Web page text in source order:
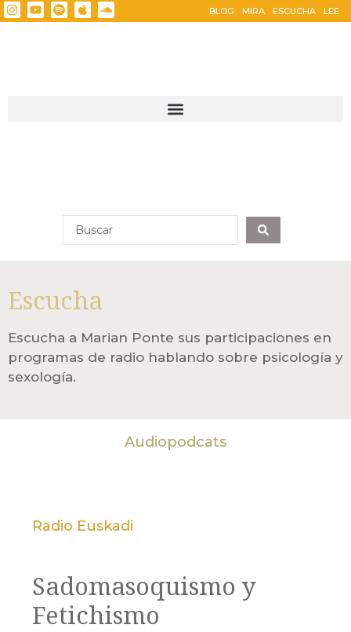
BLOG MIRA ESCUCHA LEE
Escucha
Escucha a Marian Ponte sus participaciones en
programas de radio hablando sobre psicología y
sexología.
Audiopodcats
Radio Euskadi
Sadomasoquismo y
Fetichismo